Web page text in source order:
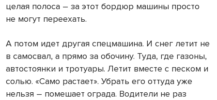
целая полоса – за этот бордюр машины просто
не могут переехать.
А потом идет другая спецмашина. И снег летит не
в самосвал, а прямо за обочину. Туда, где газоны,
автостоянки и тротуары. Летит вместе с песком и
солью. «Само растает». Убрать его оттуда уже
нельзя – помешает ограда. Водители не раз